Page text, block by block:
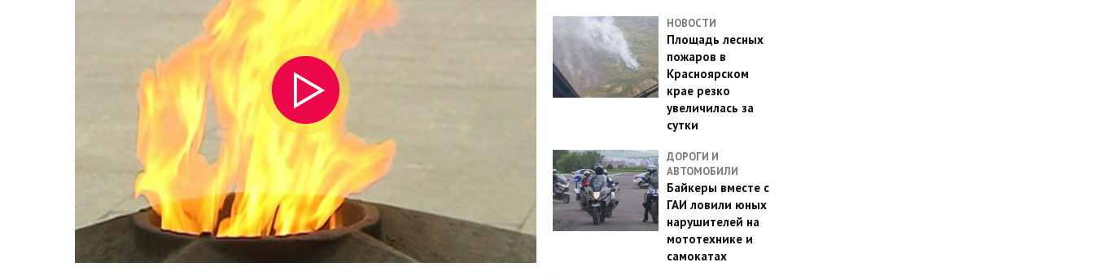
НОВОСТИ
Площадь лесных
пожаров в
Красноярском
крае резко
увеличилась за
сутки
ДОРОГИ И
АВТОМОБИЛИ
Байкеры вместе с
ГАИ ловили юных
нарушителей на
мототехнике и
самокатах